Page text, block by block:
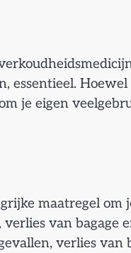
essentieel.
je eigen
maatregel om
van bagage
verlies van